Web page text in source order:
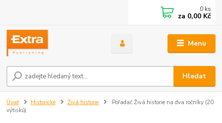
Menu
Hledat
0 ks
za 0,00 Kč
Úvod Historické Živá historie
Pořadač Živá historie na dva ročníky (20
výtisků)